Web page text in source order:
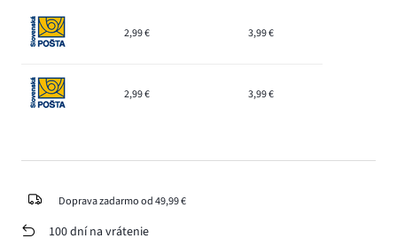
2,99 € 3,99 €
2,99 € 3,99 €
Doprava zadarmo od 49,99 €
100 dní na vrátenie